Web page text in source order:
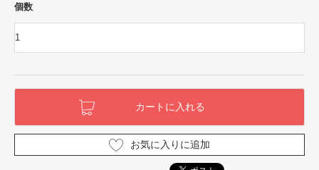
個数
お気に入りに追加